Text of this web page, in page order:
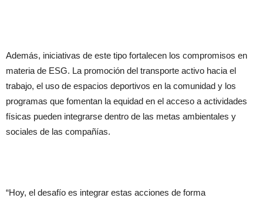
Además, iniciativas de este tipo fortalecen los compromisos en
materia de ESG. La promoción del transporte activo hacia el
trabajo, el uso de espacios deportivos en la comunidad y los
programas que fomentan la equidad en el acceso a actividades
físicas pueden integrarse dentro de las metas ambientales y
sociales de las compañías.
“Hoy, el desafío es integrar estas acciones de forma